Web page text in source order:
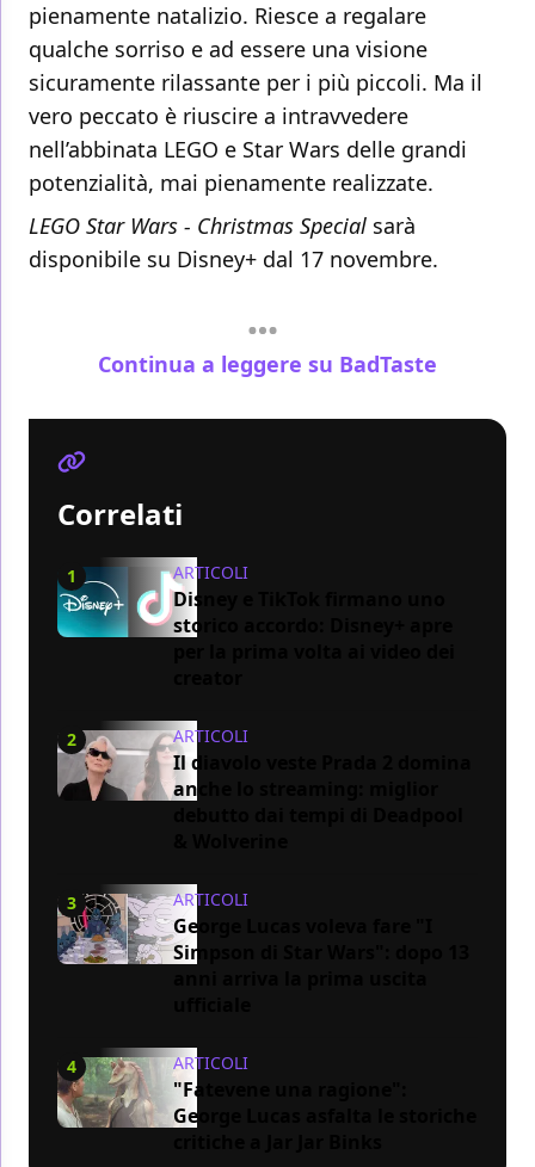
pienamente natalizio. Riesce a regalare
qualche sorriso e ad essere una visione
sicuramente rilassante per i più piccoli. Ma il
vero peccato è riuscire a intravvedere
nell’abbinata LEGO e Star Wars delle grandi
potenzialità, mai pienamente realizzate.
LEGO Star Wars - Christmas Special sarà
disponibile su Disney+ dal 17 novembre.
Continua a leggere su BadTaste
Correlati
1 ARTICOLI
Disney e TikTok firmano uno
storico accordo: Disney+ apre
2 ARTICOLI
Il diavolo veste Prada 2 domina
anche lo streaming: miglior
3 ARTICOLI
George Lucas voleva fare "I
Simpson di Star Wars": dopo 13
4 ARTICOLI
"Fatevene una ragione":
George Lucas asfalta le storiche